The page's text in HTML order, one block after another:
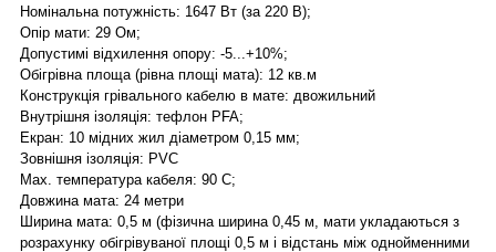
Номінальна потужність: 1647 Вт (за 220 В);
Опір мати: 29 Ом;
Допустимі відхилення опору: -5...+10%;
Обігрівна площа (рівна площі мата): 12 кв.м
Конструкція грівального кабелю в мате: двожильний
Внутрішня ізоляція: тефлон PFA;
Екран: 10 мідних жил діаметром 0,15 мм;
Зовнішня ізоляція: PVC
Max. температура кабеля: 90 С;
Довжина мата: 24 метри
Ширина мата: 0,5 м (фізична ширина 0,45 м, мати укладаються з
розрахунку обігрівуваної площі 0,5 м і відстань між однойменними